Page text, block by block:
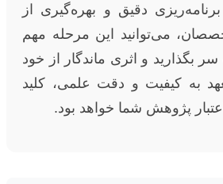
دقیق و بهره‌گیری از
می‌توانید این مرحله مهم
بگذارید و اثری ماندگار از خود
به کیفیت و دقت علمی، کلید
پژوهش شما خواهد بود.